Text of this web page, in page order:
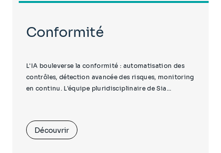
Conformité
L'IA bouleverse la conformité : automatisation des
contrôles, détection avancée des risques, monitoring
en continu. L'équipe pluridisciplinaire de Sia...
Découvrir